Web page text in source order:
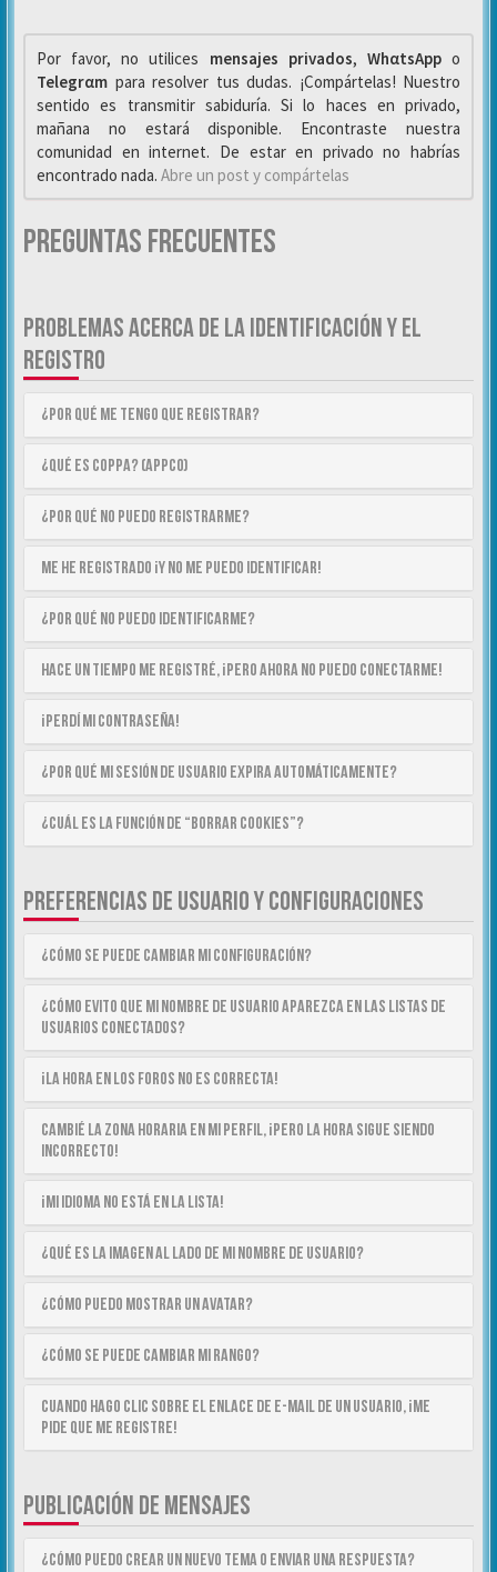
Por favor, no utilices mensajes privados, WhαtsAppo
Telegrαm para resolver tus dudas. ¡Compártelas! Nuestro
sentido es transmitir sabiduría. Si lo haces en privado,
mañana no estará disponible. Encontraste nuestra
comunidad en internet. De estar en privado no habrías
encontrado nada. Abre un post y compártelas
Preguntas Frecuentes
PROBLEMAS ACERCA DE LA IDENTIFICACIÓN Y EL
REGISTRO
¿Por qué me tengo que registrar?
¿Qué es COPPA? (APPCO)
¿Por qué no puedo registrarme?
Me he registrado ¡y no me puedo identificar!
¿Por qué no puedo identificarme?
Hace un tiempo me registré, ¡pero ahora no puedo conectarme!
¡Perdí mi contraseña!
¿Por qué mi sesión de usuario expira automáticamente?
¿Cuál es la función de “Borrar cookies”?
PREFERENCIAS DE USUARIO Y CONFIGURACIONES
¿Cómo se puede cambiar mi configuración?
¿Cómo evito que mi nombre de usuario aparezca en las listas de
usuarios conectados?
¡La hora en los foros no es correcta!
Cambié la zona horaria en mi perfil, ¡pero la hora sigue siendo
incorrecto!
¡Mi idioma no está en la lista!
¿Qué es la imagen al lado de mi nombre de usuario?
¿Cómo puedo mostrar un avatar?
¿Cómo se puede cambiar mi rango?
Cuando hago clic sobre el enlace de e-mail de un usuario, ¡me
pide que me registre!
PUBLICACIÓN DE MENSAJES
¿Cómo puedo crear un nuevo tema o enviar una respuesta?